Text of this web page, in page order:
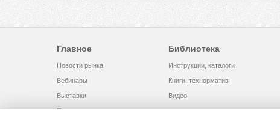
Главное
Новости рынка
Вебинары
Выставки
Помощь
Библиотека
Инструкции, каталоги
Книги, технорматив
Видео